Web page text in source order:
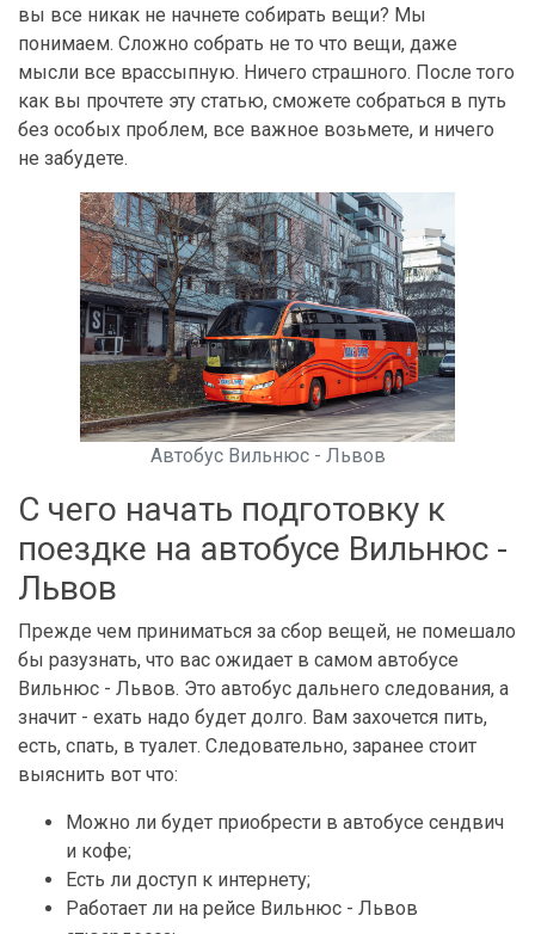
вы все никак не начнете собирать вещи? Мы
понимаем. Сложно собрать не то что вещи, даже
мысли все врассыпную. Ничего страшного. После того
как вы прочтете эту статью, сможете собраться в путь
без особых проблем, все важное возьмете, и ничего
не забудете.
Автобус Вильнюс - Львов
С чего начать подготовку к
поездке на автобусе Вильнюс -
Львов
Прежде чем приниматься за сбор вещей, не помешало
бы разузнать, что вас ожидает в самом автобусе
Вильнюс - Львов. Это автобус дальнего следования, а
значит - ехать надо будет долго. Вам захочется пить,
есть, спать, в туалет. Следовательно, заранее стоит
выяснить вот что:
Можно ли будет приобрести в автобусе сендвич
и кофе;
Есть ли доступ к интернету;
Работает ли на рейсе Вильнюс - Львов